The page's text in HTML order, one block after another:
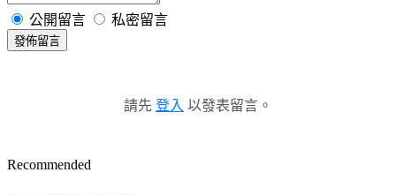
公開留言 私密留言
發佈留言
請先 登入 以發表留言。
Recommended